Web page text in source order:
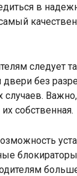
в
следует
двери без
случаев.
собственная.